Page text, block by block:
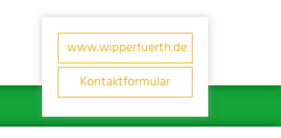
www.wipperfuerth.de
Kontaktformular